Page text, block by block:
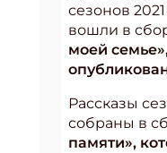
сезонов
вошли в
моей
Рассказы
собраны в
памяти»,